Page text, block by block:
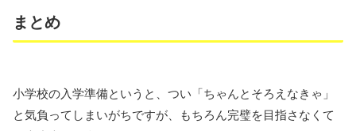
まとめ
小学校の入学準備というと、つい「ちゃんとそろえなきゃ」
と気負ってしまいがちですが、もちろん完璧を目指さなくて